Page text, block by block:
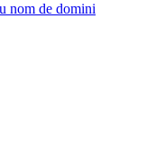
nom de domini